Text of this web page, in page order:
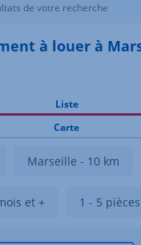
de votre recherche
à louer à
Liste
Carte
Marseille - 10 km
et + 1 - 5